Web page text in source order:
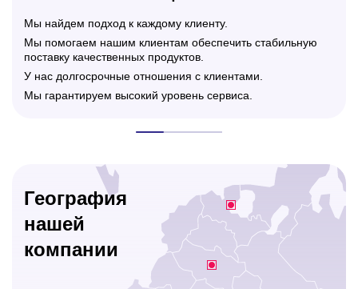
Мы найдем подход к каждому клиенту.
Мы помогаем нашим клиентам обеспечить стабильную
поставку качественных продуктов.
У нас долгосрочные отношения с клиентами.
Мы гарантируем высокий уровень сервиса.
География
нашей
компании